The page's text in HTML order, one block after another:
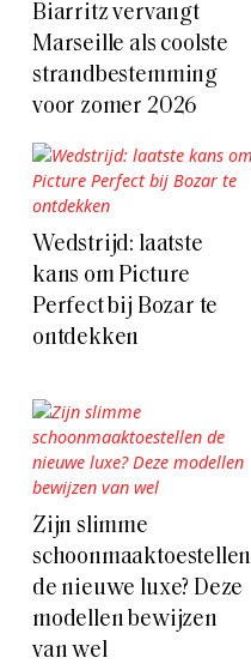
Biarritz vervangt
Marseille als coolste
strandbestemming
voor zomer 2026
Wedstrijd: laatste
kans om Picture
Perfect bij Bozar te
ontdekken
Zijn slimme
schoonmaaktoestellen
de nieuwe luxe? Deze
modellen bewijzen
van wel